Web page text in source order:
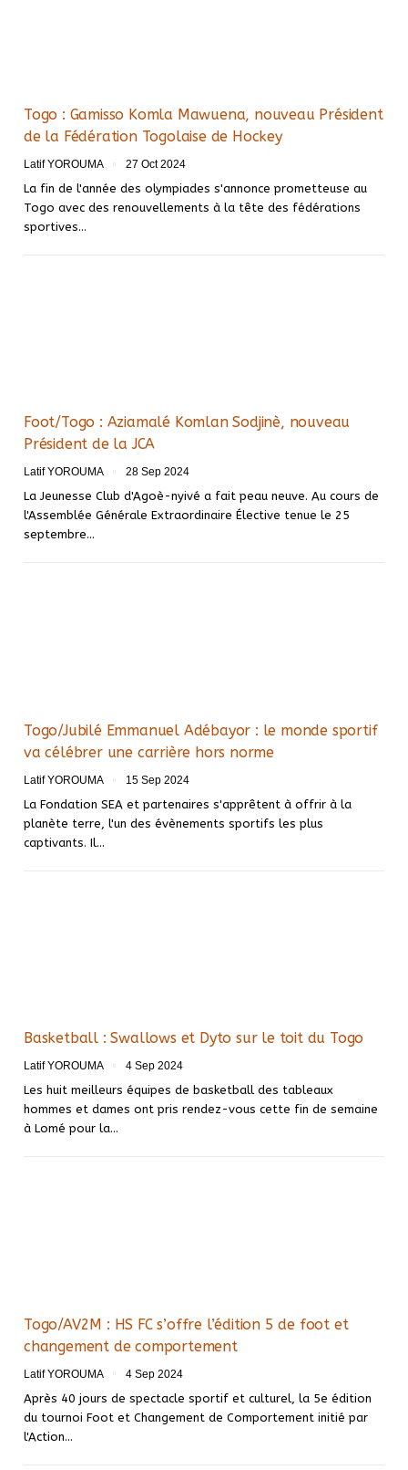
Togo : Gamisso Komla Mawuena, nouveau Président
de la Fédération Togolaise de Hockey
Latif YOROUMA 27 Oct 2024
La fin de l'année des olympiades s'annonce prometteuse au
Togo avec des renouvellements à la tête des fédérations
sportives…
Foot/Togo : Aziamalé Komlan Sodjinè, nouveau
Président de la JCA
Latif YOROUMA 28 Sep 2024
La Jeunesse Club d'Agoè-nyivé a fait peau neuve. Au cours de
l'Assemblée Générale Extraordinaire Élective tenue le 25
septembre…
Togo/Jubilé Emmanuel Adébayor : le monde sportif
va célébrer une carrière hors norme
Latif YOROUMA 15 Sep 2024
La Fondation SEA et partenaires s'apprêtent à offrir à la
planète terre, l'un des évènements sportifs les plus
captivants. Il…
Basketball : Swallows et Dyto sur le toit du Togo
Latif YOROUMA 4 Sep 2024
Les huit meilleurs équipes de basketball des tableaux
hommes et dames ont pris rendez-vous cette fin de semaine
à Lomé pour la…
Togo/AV2M : HS FC s’offre l’édition 5 de foot et
changement de comportement
Latif YOROUMA 4 Sep 2024
Après 40 jours de spectacle sportif et culturel, la 5e édition
du tournoi Foot et Changement de Comportement initié par
l'Action…